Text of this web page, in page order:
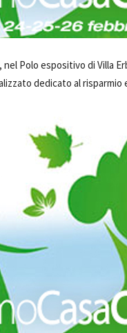
nel Polo espositivo di Villa
dedicato al